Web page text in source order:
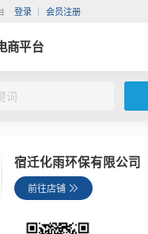
登录 会员注册
商平台
宿迁化雨环保有限公司
前往店铺